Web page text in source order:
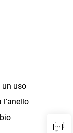
un uso
l'anello